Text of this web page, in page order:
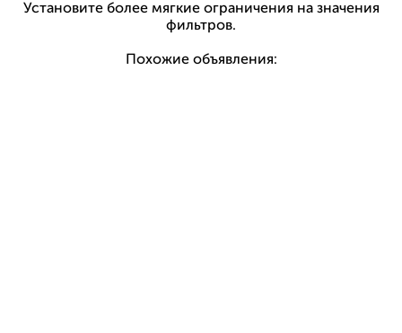
Установите более мягкие ограничения на значения
фильтров.
Похожие объявления: